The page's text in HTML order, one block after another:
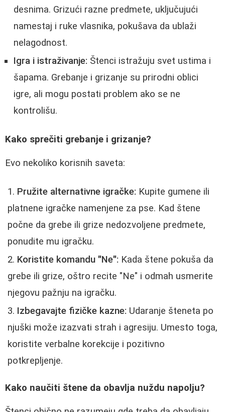
desnima. Grizući razne predmete, uključujući
namestaj i ruke vlasnika, pokušava da ublaži
nelagodnost.
Igra i istraživanje: Štenci istražuju svet ustima i
šapama. Grebanje i grizanje su prirodni oblici
igre, ali mogu postati problem ako se ne
kontrolišu.
Kako sprečiti grebanje i grizanje?
Evo nekoliko korisnih saveta:
Pružite alternativne igračke: Kupite gumene ili
platnene igračke namenjene za pse. Kad štene
počne da grebe ili grize nedozvoljene predmete,
ponudite mu igračku.
Koristite komandu "Ne": Kada štene pokuša da
grebe ili grize, oštro recite "Ne" i odmah usmerite
njegovu pažnju na igračku.
Izbegavajte fizičke kazne: Udaranje šteneta po
njuški može izazvati strah i agresiju. Umesto toga,
koristite verbalne korekcije i pozitivno
potkrepljenje.
Kako naučiti štene da obavlja nuždu napolju?